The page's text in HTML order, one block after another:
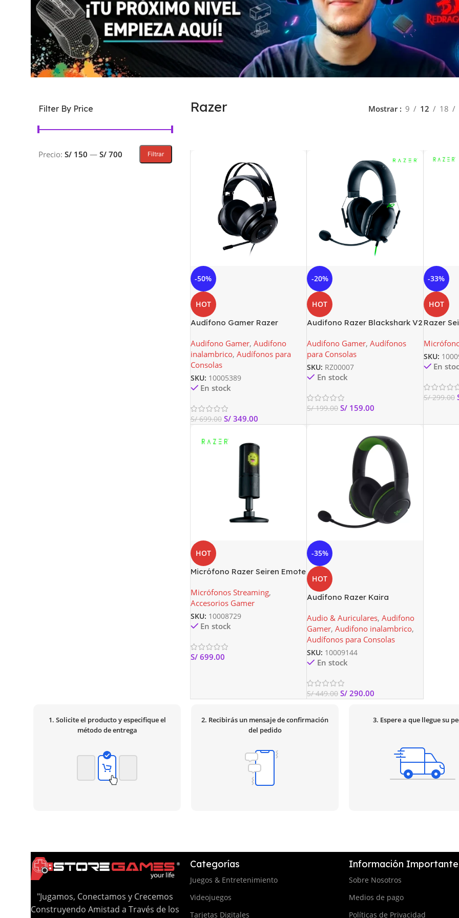
Filter By Price
Filtrar
Precio: S/ 150 — S/ 700
Razer Mostrar 9 12 18
-50%
HOT
Audífono Gamer Razer
Y Ps4
Audifono Gamer, Audifono
inalambrico, Audífonos para
Consolas
SKU: 10005389
En stock
S/699.00 S/349.00
-20%
HOT
Audifono Razer Blackshark V2
RZ04-03240100-R3U1
Audifono Gamer, Audífonos
para Consolas
SKU: RZ00007
En stock
S/199.00 S/ 159.00
-33%
HOT
Razer
Rosa
SKU:
En
S/299.00
HOT
Micrófono Razer Seiren Emote
Emoticonos 8 Bits
Micrófonos Streaming,
Accesorios Gamer
SKU: 10008729
En stock
S/699.00
-35%
HOT
Audífono Razer Kaira
X|S
Audio & Auriculares, Audifono
Gamer, Audifono inalambrico,
Audífonos para Consolas
SKU: 10009144
En stock
S/449.00 S/ 290.00
1. Solicite el producto y especifique el
método de entrega
2. Recibirás un mensaje de confirmación
del pedido
3. Espere a que llegue su
"Jugamos, Conectamos y Crecemos
Construyendo Amistad a Través de los
Categorías
Juegos & Entretenimiento
Videojuegos
Tarjetas Digitales
Información Importante
Sobre Nosotros
Medios de pago
Políticas de Privacidad